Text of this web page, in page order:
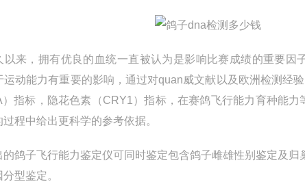
以来，拥有优良的血统一直被认为是影响比赛成绩的重要
动能力有重要的影响，通过对quan威文献以及欧洲检测经
指标，隐花色素（CRY1）指标，在赛鸽飞行能力育种能
程中给出更科学的参考依据。
鸽子飞行能力鉴定仪可同时鉴定包含鸽子雌雄性别鉴定及
型鉴定。